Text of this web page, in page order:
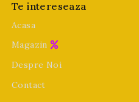
Te intereseaza
Acasa
Magazin
Despre Noi
Contact